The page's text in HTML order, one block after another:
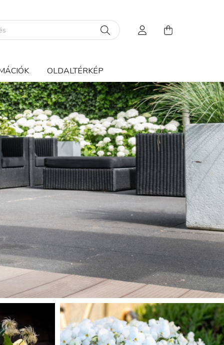
OLDALTÉRKÉP